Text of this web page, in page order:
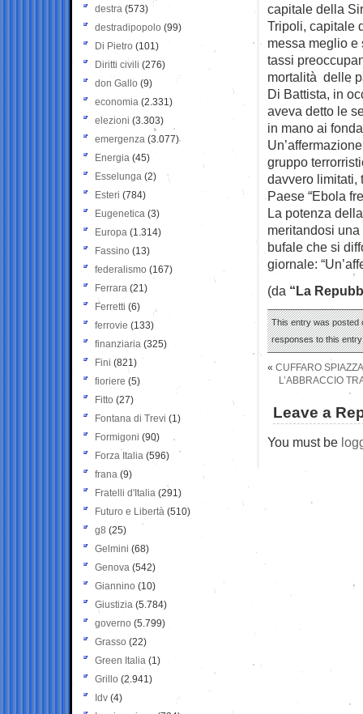
capitale della
Tripoli, capitale
messa meglio
tassi
mortalità delle
Di Battista, in
aveva detto le
in mano ai
gruppo
davvero limitati,
Paese “Ebola
La potenza
meritandosi
bufale che si
giornale:
(da “La
This entry was posted
responses to this
« CUFFARO
L’ABBRACCIO
Leave a
You must be
destra (573)
destradipopolo (99)
Di Pietro (101)
Diritti civili (276)
don Gallo (9)
economia (2.331)
elezioni (3.303)
emergenza (3.077)
Energia (45)
Esselunga (2)
Esteri (784)
Eugenetica (3)
Europa (1.314)
Fassino (13)
federalismo (167)
Ferrara (21)
Ferretti (6)
ferrovie (133)
finanziaria (325)
Fini (821)
fioriere (5)
Fitto (27)
Fontana di Trevi (1)
Formigoni (90)
Forza Italia (596)
frana (9)
Fratelli d'Italia (291)
Futuro e Libertà (510)
g8 (25)
Gelmini (68)
Genova (542)
Giannino (10)
Giustizia (5.784)
governo (5.799)
Grasso (22)
Green Italia (1)
Grillo (2.941)
Idv (4)